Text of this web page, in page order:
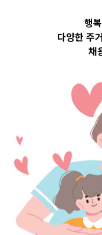
경
Top
소식
행
다양한 주
채